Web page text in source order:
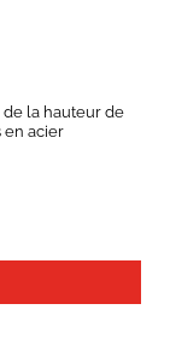
de la hauteur de
en acier